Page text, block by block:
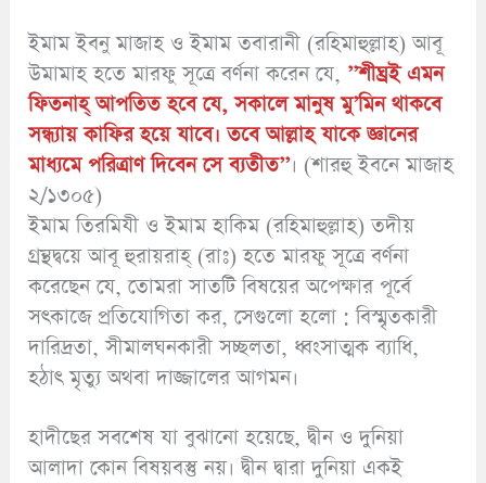
ইমাম ইবনু মাজাহ ও ইমাম তবারানী (রহিমাহুল্লাহ) আবূ
উমামাহ হতে মারফু সূত্রে বর্ণনা করেন যে, ’’শীঘ্রই এমন
ফিতনাহ্ আপতিত হবে যে, সকালে মানুষ মু’মিন থাকবে
সন্ধ্যায় কাফির হয়ে যাবে। তবে আল্লাহ যাকে জ্ঞানের
মাধ্যমে পরিত্রাণ দিবেন সে ব্যতীত’’। (শারহু ইবনে মাজাহ
২/১৩০৫)
ইমাম তিরমিযী ও ইমাম হাকিম (রহিমাহুল্লাহ) তদীয়
গ্রন্থদ্বয়ে আবূ হুরায়রাহ্ (রাঃ) হতে মারফু সূত্রে বর্ণনা
করেছেন যে, তোমরা সাতটি বিষয়ের অপেক্ষার পূর্বে
সৎকাজে প্রতিযোগিতা কর, সেগুলো হলো : বিস্মৃতকারী
দারিদ্রতা, সীমালঘনকারী সচ্ছলতা, ধ্বংসাত্মক ব্যাধি,
হঠাৎ মৃত্যু অথবা দাজ্জালের আগমন।
হাদীছের সবশেষ যা বুঝানো হয়েছে, দ্বীন ও দুনিয়া
আলাদা কোন বিষয়বস্তু নয়। দ্বীন দ্বারা দুনিয়া একই